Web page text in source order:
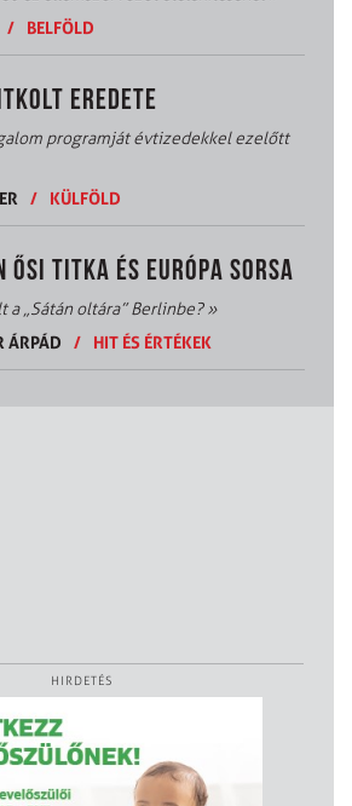
/ BELFÖLD
EREDETE
programját évtizedekkel ezelőtt
/ KÜLFÖLD
ŐSI TITKA ÉS EURÓPA SORSA
a „Sátán oltára” Berlinbe?»
ÁRPÁD
/ HIT ÉS ÉRTÉKEK
HIRDETÉS